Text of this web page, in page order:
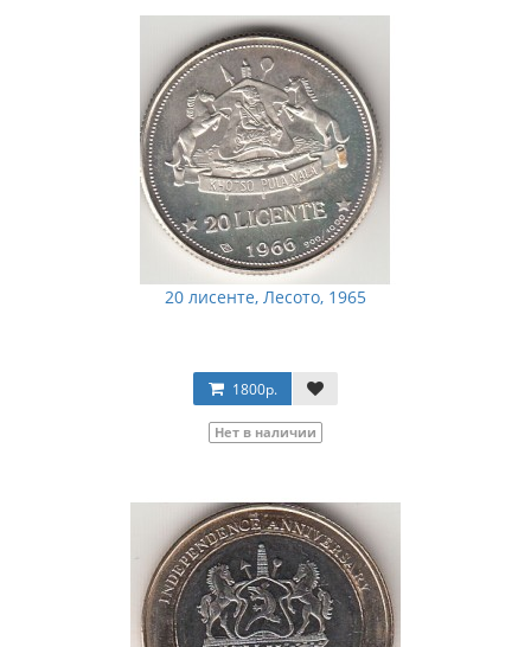
20 лисенте, Лесото, 1965
1800р.
Нет в наличии